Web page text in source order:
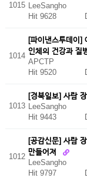
1015 LeeSangho
Hit 9628
1014
[파이낸스투데이]
인체의 건강과 질
APCTP
Hit 9520
1013
[경북일보] 사람
LeeSangho
Hit 9443
1012
[공감신문] 사람
만들어져
LeeSangho
Hit 9797